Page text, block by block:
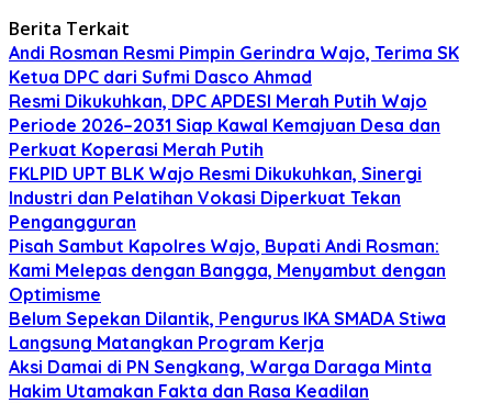
Berita Terkait
Andi Rosman Resmi Pimpin Gerindra Wajo, Terima SK
Ketua DPC dari Sufmi Dasco Ahmad
Resmi Dikukuhkan, DPC APDESI Merah Putih Wajo
Periode 2026–2031 Siap Kawal Kemajuan Desa dan
Perkuat Koperasi Merah Putih
FKLPID UPT BLK Wajo Resmi Dikukuhkan, Sinergi
Industri dan Pelatihan Vokasi Diperkuat Tekan
Pengangguran
Pisah Sambut Kapolres Wajo, Bupati Andi Rosman:
Kami Melepas dengan Bangga, Menyambut dengan
Optimisme
Belum Sepekan Dilantik, Pengurus IKA SMADA Stiwa
Langsung Matangkan Program Kerja
Aksi Damai di PN Sengkang, Warga Daraga Minta
Hakim Utamakan Fakta dan Rasa Keadilan